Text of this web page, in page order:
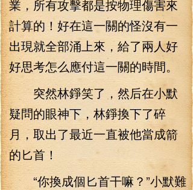
業，所有攻擊都是按物理傷害來
計算的！好在這一關的怪沒有一
出現就全部涌上來，給了兩人好
好思考怎么應付這一關的時間。
突然林錚笑了，然后在小默
疑問的眼神下，林錚換下了碎
月，取出了最近一直被他當成箭
的匕首！
“你換成個匕首干嘛？”小默難